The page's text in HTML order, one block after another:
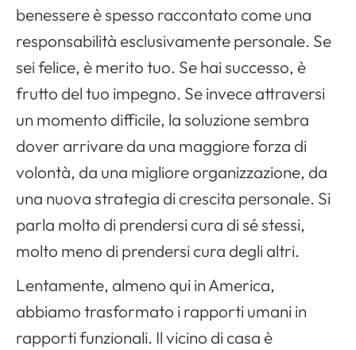
benessere è spesso raccontato come una
responsabilità esclusivamente personale. Se
sei felice, è merito tuo. Se hai successo, è
frutto del tuo impegno. Se invece attraversi
un momento difficile, la soluzione sembra
dover arrivare da una maggiore forza di
volontà, da una migliore organizzazione, da
una nuova strategia di crescita personale. Si
parla molto di prendersi cura di sé stessi,
molto meno di prendersi cura degli altri.
Lentamente, almeno qui in America,
abbiamo trasformato i rapporti umani in
rapporti funzionali. Il vicino di casa è